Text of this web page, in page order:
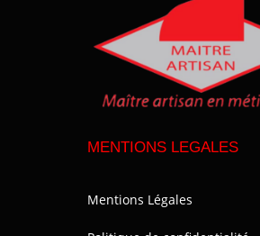
MENTIONS LEGALES
Mentions Légales